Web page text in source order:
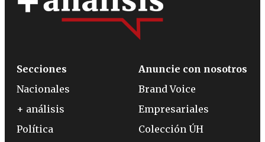
Secciones
Nacionales
+ análisis
Política
Anuncie con nosotros
Brand Voice
Empresariales
Colección ÚH